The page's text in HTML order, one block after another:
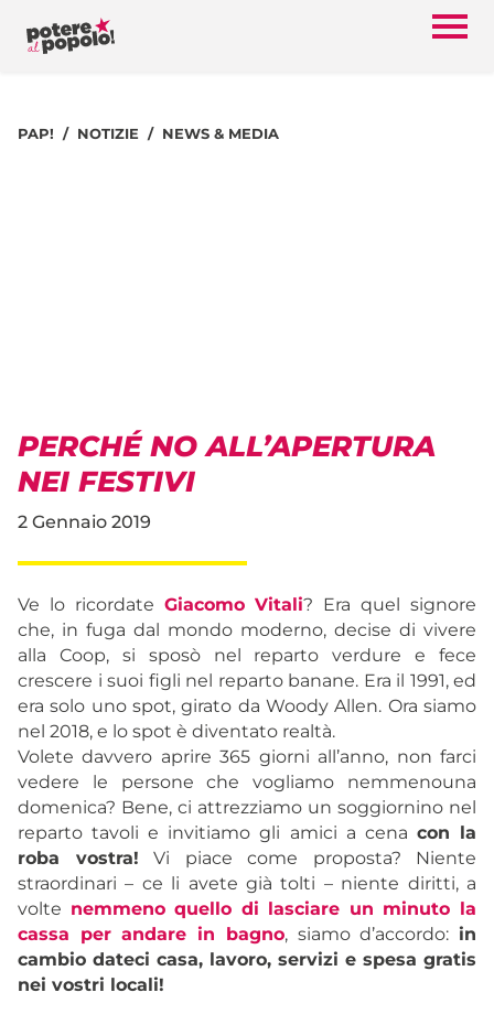
PAP! NOTIZIE NEWS & MEDIA
PERCHÉ NO ALL’APERTURA
NEI FESTIVI
2 Gennaio 2019
Ve lo ricordate Giacomo Vitali? Era quel signore
che, in fuga dal mondo moderno, decise di vivere
alla Coop, si sposò nel reparto verdure e fece
crescere i suoi figli nel reparto banane. Era il 1991, ed
era solo uno spot, girato da Woody Allen. Ora siamo
nel 2018, e lo spot è diventato realtà.
Volete davvero aprire 365 giorni all’anno, non farci
vedere le persone che vogliamo nemmenouna
domenica? Bene, ci attrezziamo un soggiornino nel
reparto tavoli e invitiamo gli amici a cena con la
roba vostra! Vi piace come proposta? Niente
straordinari – ce li avete già tolti – niente diritti, a
volte nemmeno quello di lasciare un minuto la
cassa per andare in bagno, siamo d’accordo: in
cambio dateci casa, lavoro, servizi e spesa gratis
nei vostri locali!